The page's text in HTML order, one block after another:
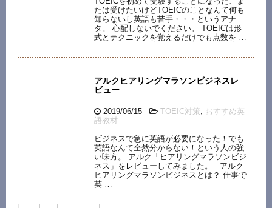
たは受けたいけどTOEICのことなんて何も
知らないし英語も苦手・・・というアナ
タ。 心配しないでください。 TOEICは形
式とテクニックを覚えるだけでも点数を …
アルクヒアリングマラソンビジネスレ
ビュー
2019/06/15 -TOEIC対策
おすすめ英
語教材
ビジネスで急に英語が必要になった！でも
英語なんて全然分からない！という人の強
い味方。 アルク「ヒアリングマラソンビジ
ネス」をレビューしてみました。 アルク
ヒアリングマラソンビジネスとは？ 仕事で
英 …